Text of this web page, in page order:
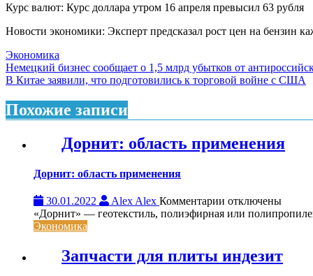
Курс валют: Курс доллара утром 16 апреля превысил 63 рубля
Новости экономики: Эксперт предсказал рост цен на бензин
Экономика
Навигация
по
записям
Немецкий бизнес сообщает о 1,5 млрд убытков от
В Китае заявили, что подготовились к торговой войне с США
Похожие записи
Дорнит: область применения
Дорнит: область применения
30.01.2022 Alex Alex Комментарии к
записи
отключены
«Дорнит» — геотекстиль, полиэфирная или
Экономика
Запчасти для плиты индезит